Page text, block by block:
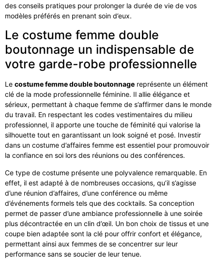
des conseils pratiques pour prolonger la durée de vie de vos
modèles préférés en prenant soin d’eux.
Le costume femme double
boutonnage un indispensable de
votre garde-robe professionnelle
Le costume femme double boutonnage représente un élément
clé de la mode professionnelle féminine. Il allie élégance et
sérieux, permettant à chaque femme de s’affirmer dans le monde
du travail. En respectant les codes vestimentaires du milieu
professionnel, il apporte une touche de féminité qui valorise la
silhouette tout en garantissant un look soigné et posé. Investir
dans un costume d’affaires femme est essentiel pour promouvoir
la confiance en soi lors des réunions ou des conférences.
Ce type de costume présente une polyvalence remarquable. En
effet, il est adapté à de nombreuses occasions, qu’il s’agisse
d’une réunion d’affaires, d’une conférence ou même
d’événements formels tels que des cocktails. Sa conception
permet de passer d’une ambiance professionnelle à une soirée
plus décontractée en un clin d’œil. Un bon choix de tissus et une
coupe bien adaptée sont la clé pour offrir confort et élégance,
permettant ainsi aux femmes de se concentrer sur leur
performance sans se soucier de leur tenue.